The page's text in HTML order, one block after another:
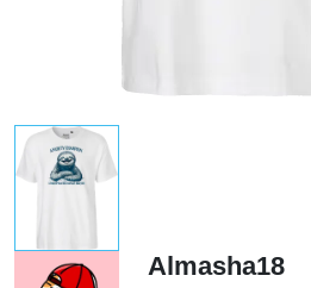
Almasha18